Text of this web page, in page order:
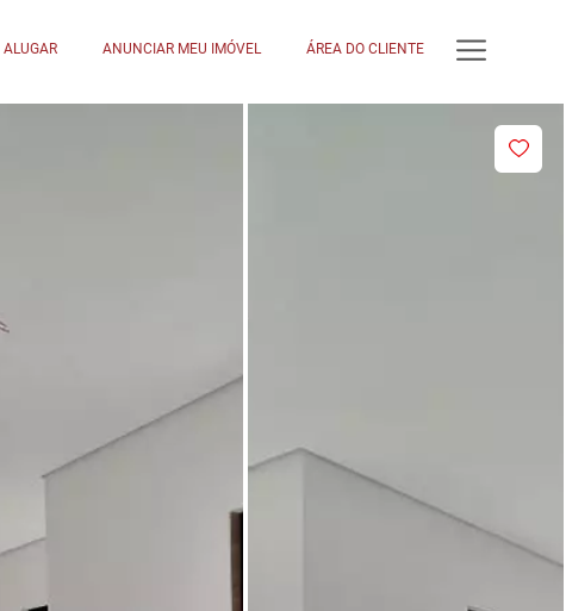
ALUGAR ANUNCIAR MEU IMÓVEL ÁREA DO CLIENTE